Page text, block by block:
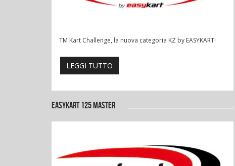
TM Kart Challenge, la nuova categoria KZ by EASYKART!
LEGGI TUTTO
EASYKART 125 MASTER